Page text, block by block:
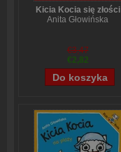
Kicia Kocia się złości
Anita Głowińska
€3,47
€2,82